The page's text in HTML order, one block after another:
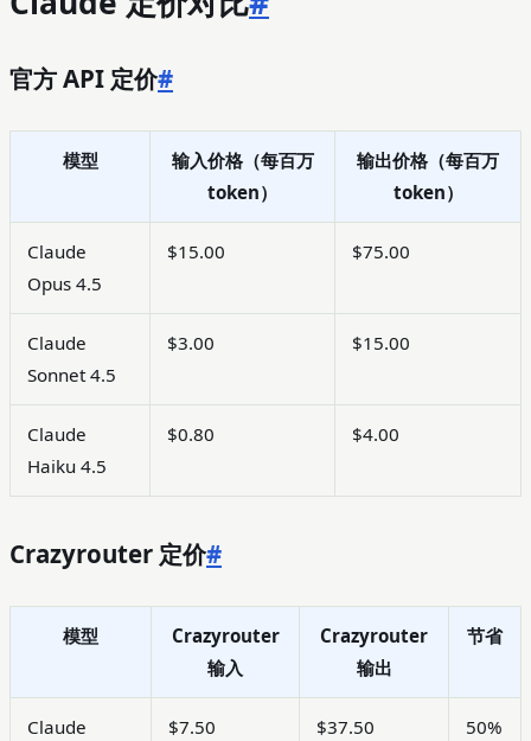
官方 API 定价#
模型
输入价格（每百万
token）
输出价格（每百万
token）
Claude
Opus 4.5
$15.00 $75.00
Claude
Sonnet 4.5
$3.00 $15.00
Claude
Haiku 4.5
$0.80 $4.00
Crazyrouter 定价#
模型
Crazyrouter
输入
Crazyrouter
输出
节省
Claude
$7.50 $37.50 50%